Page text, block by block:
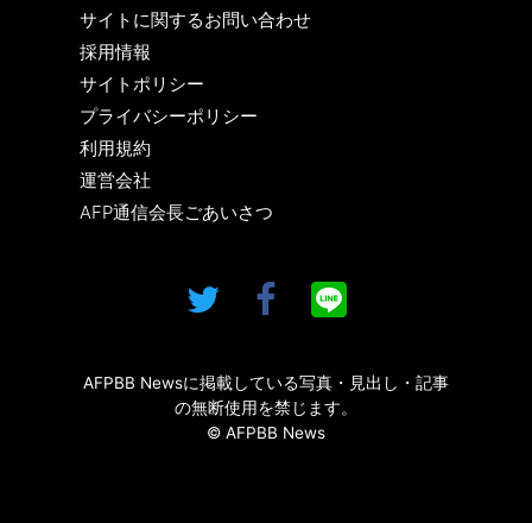
サイトに関するお問い合わせ
採用情報
サイトポリシー
プライバシーポリシー
利用規約
運営会社
AFP通信会長ごあいさつ
AFPBB Newsに掲載している写真・見出し・記事
の無断使用を禁じます。
© AFPBB News